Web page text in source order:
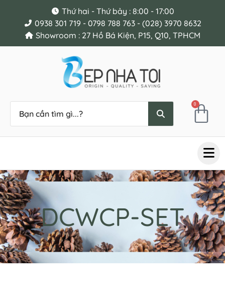
Thứ hai - Thứ bảy : 8:00 - 17:00
0938 301 719 - 0798 788 763 - (028) 3970 8632
Showroom : 27 Hồ Bá Kiện, P15, Q10, TPHCM
0
DCWCP-SET